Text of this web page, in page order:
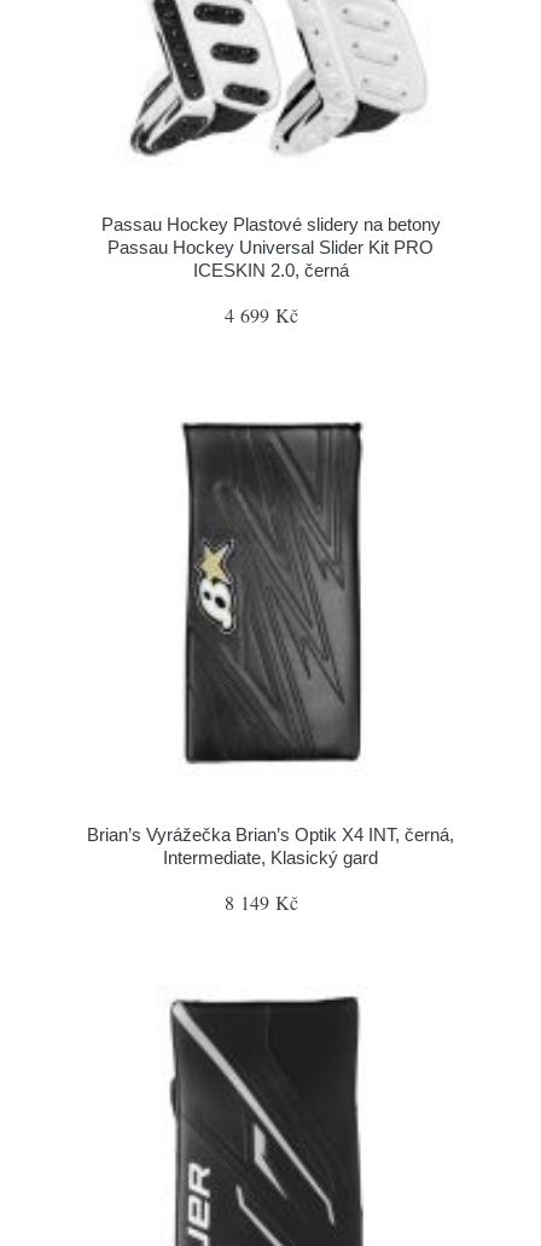
Passau Hockey Plastové slidery na betony
Passau Hockey Universal Slider Kit PRO
ICESKIN 2.0, černá
4 699 Kč
Brian’s Vyrážečka Brian’s Optik X4 INT, černá,
Intermediate, Klasický gard
8 149 Kč